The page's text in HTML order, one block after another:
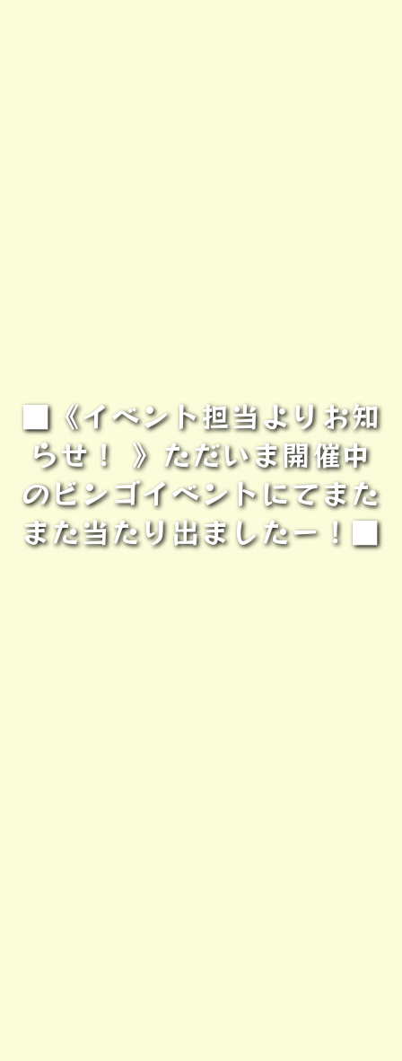
■《イベント担当よりお知
らせ！ 》ただいま開催中
のビンゴイベントにてまた
また当たり出ましたー！■